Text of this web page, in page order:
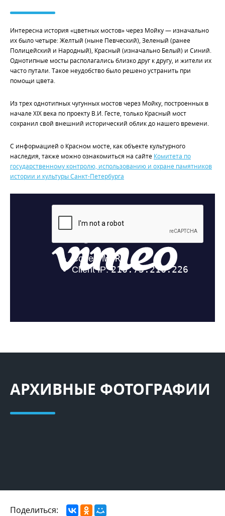
Интересна история «цветных мостов» через Мойку — изначально
их было четыре: Желтый (ныне Певческий), Зеленый (ранее
Полицейский и Народный), Красный (изначально Белый) и Синий.
Однотипные мосты располагались близко друг к другу, и жители их
часто путали. Такое неудобство было решено устранить при
помощи цвета.
Из трех однотипных чугунных мостов через Мойку, построенных в
начале XIX века по проекту В.И. Гесте, только Красный мост
сохранил свой внешний исторический облик до нашего времени.
С информацией о Красном мосте, как объекте культурного
наследия, также можно ознакомиться на сайте Комитета по
государственному контролю, использованию и охране памятников
истории и культуры Санкт-Петербурга
АРХИВНЫЕ ФОТОГРАФИИ
Поделиться: